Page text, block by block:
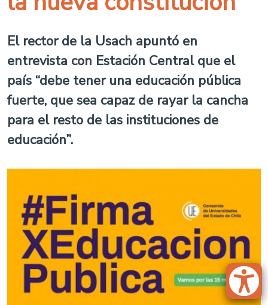
El rector de la Usach apuntó en
entrevista con Estación Central que el
país “debe tener una educación pública
fuerte, que sea capaz de rayar la cancha
para el resto de las instituciones de
educación”.